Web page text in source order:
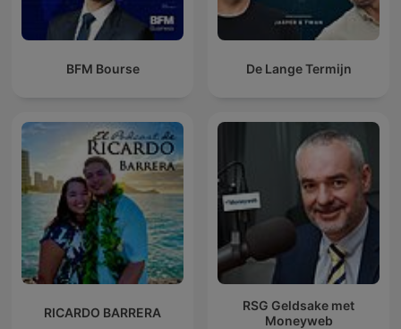
BFM Bourse De Lange Termijn
RICARDO BARRERA
RSG Geldsake met
Moneyweb